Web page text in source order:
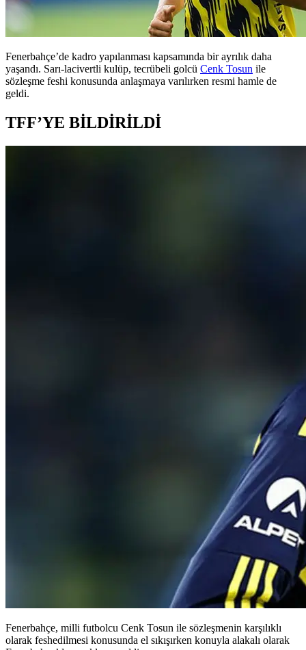
Fenerbahçe’de kadro yapılanması kapsamında bir ayrılık daha
yaşandı. Sarı-lacivertli kulüp, tecrübeli golcü Cenk Tosun ile
sözleşme feshi konusunda anlaşmaya varılırken resmi hamle de
geldi.
TFF’YE BİLDİRİLDİ
Fenerbahçe, milli futbolcu Cenk Tosun ile sözleşmenin karşılıklı
olarak feshedilmesi konusunda el sıkışırken konuyla alakalı olarak